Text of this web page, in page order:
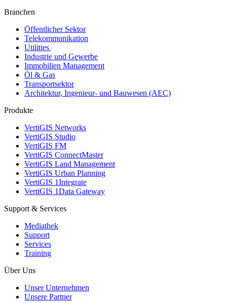
Branchen
Öffentlicher Sektor
Telekommunikation
Utilities
Industrie und Gewerbe
Immobilien Management
Öl & Gas
Transportsektor
Architektur, Ingenieur- und Bauwesen (AEC)
Produkte
VertiGIS Networks
VertiGIS Studio
VertiGIS FM
VertiGIS ConnectMaster
VertiGIS Land Management
VertiGIS Urban Planning
VertiGIS 1Integrate
VertiGIS 1Data Gateway
Support & Services
Mediathek
Support
Services
Training
Über Uns
Unser Unternehmen
Unsere Partner